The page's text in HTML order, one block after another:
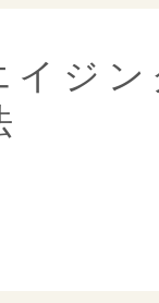
イジ